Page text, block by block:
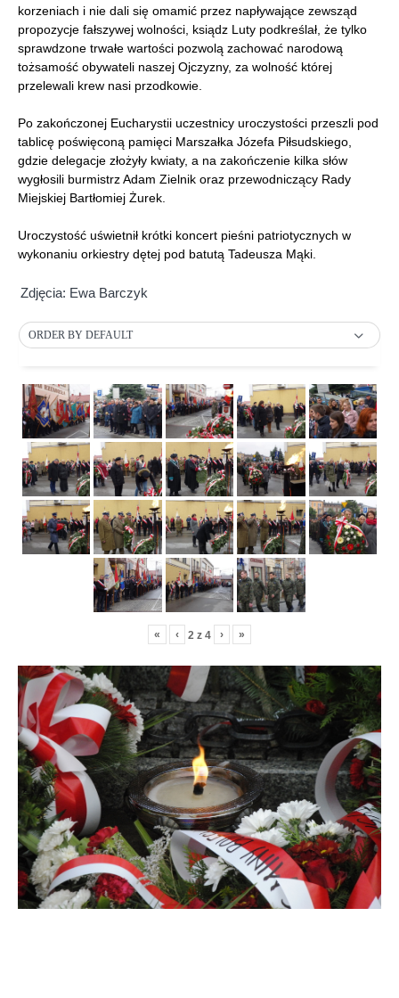
korzeniach i nie dali się omamić przez napływające zewsząd
propozycje fałszywej wolności, ksiądz Luty podkreślał, że tylko
sprawdzone trwałe wartości pozwolą zachować narodową
tożsamość obywateli naszej Ojczyzny, za wolność której
przelewali krew nasi przodkowie.
Po zakończonej Eucharystii uczestnicy uroczystości przeszli pod
tablicę poświęconą pamięci Marszałka Józefa Piłsudskiego,
gdzie delegacje złożyły kwiaty, a na zakończenie kilka słów
wygłosili burmistrz Adam Zielnik oraz przewodniczący Rady
Miejskiej Bartłomiej Żurek.
Uroczystość uświetnił krótki koncert pieśni patriotycznych w
wykonaniu orkiestry dętej pod batutą Tadeusza Mąki.
Zdjęcia: Ewa Barczyk
ORDER BY DEFAULT
« ‹ 2 z 4 › »